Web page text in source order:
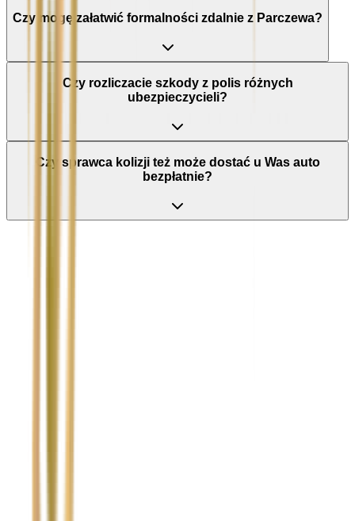
Czy mogę załatwić formalności zdalnie z Parczewa?
Czy rozliczacie szkody z polis różnych
ubezpieczycieli?
Czy sprawca kolizji też może dostać u Was auto
bezpłatnie?